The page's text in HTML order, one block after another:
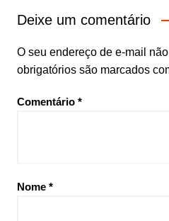
Deixe um comentário
O seu endereço de e-mail
obrigatórios são marcados
Comentário *
Nome *